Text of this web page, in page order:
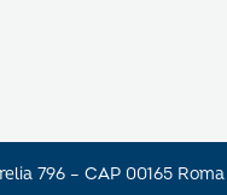
796 – CAP 00165 Roma